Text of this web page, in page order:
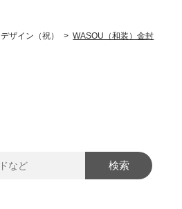
デザイン（祝） > WASOU（和装）金封
検索